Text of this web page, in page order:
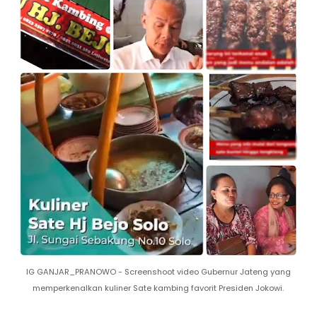
IG GANJAR_PRANOWO - Screenshoot video Gubernur Jateng yang
memperkenalkan kuliner Sate kambing favorit Presiden Jokowi.